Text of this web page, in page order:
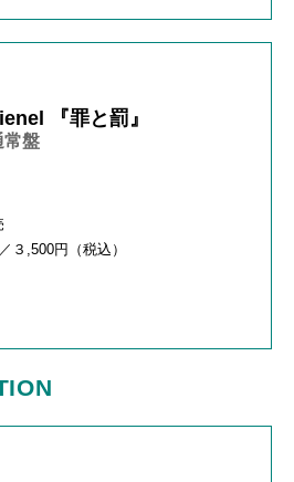
『罪と罰』
常盤
／３ ,500円（税込）